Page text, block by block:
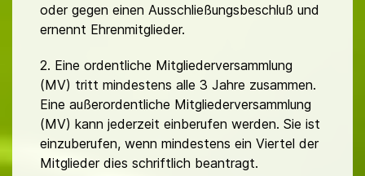
oder gegen einen Ausschließungsbeschluß und
ernennt Ehrenmitglieder.
2. Eine ordentliche Mitgliederversammlung
(MV) tritt mindestens alle 3 Jahre zusammen.
Eine außerordentliche Mitgliederversammlung
(MV) kann jederzeit einberufen werden. Sie ist
einzuberufen, wenn mindestens ein Viertel der
Mitglieder dies schriftlich beantragt.